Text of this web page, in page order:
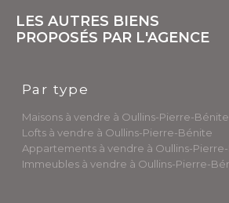
LES AUTRES BIENS
PROPOSÉS PAR L'AGENCE
Par type
Maisons à vendre à Oullins-Pierre-Bénite
Lofts à vendre à Oullins-Pierre-Bénite
Appartements à vendre à Oullins-
Immeubles à vendre à Oullins-Pierre-